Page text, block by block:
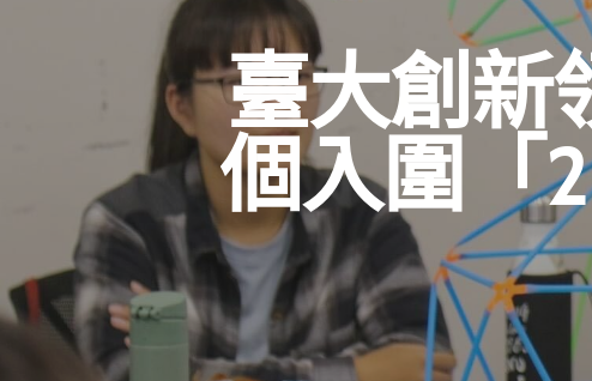
臺大創新
個入圍「